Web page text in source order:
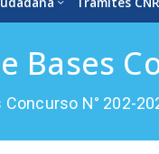
N° 202-